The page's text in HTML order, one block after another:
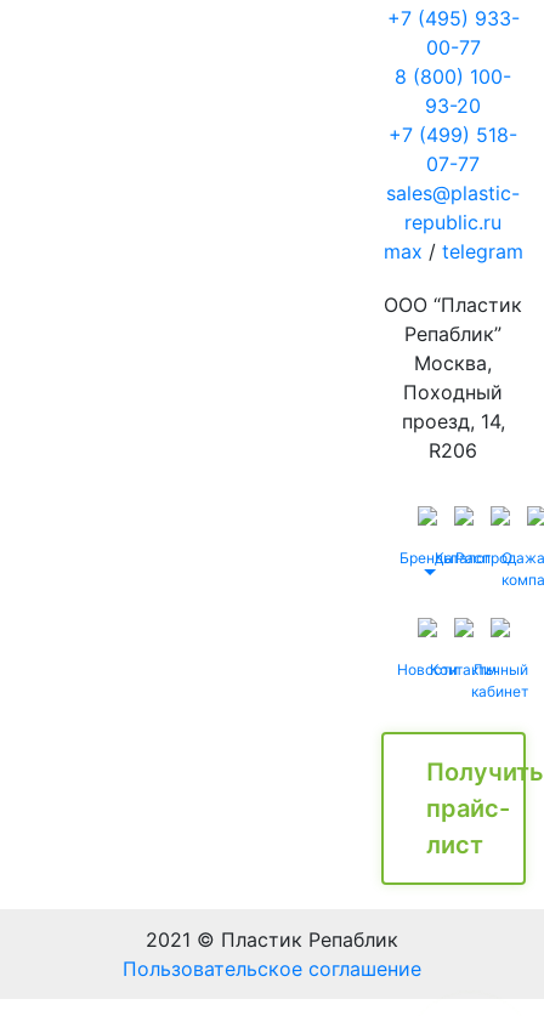
+7 (495) 933-
00-77
8 (800) 100-
93-20
+7 (499) 518-
07-77
sales@plastic-
republic.ru
max / telegram
ООО “Пластик
Репаблик”
Москва,
Походный
проезд, 14,
R206
БрендыКаталог
Распродажа
О
НовостиКонтактыЛичный
кабинет
Получить
прайс-
лист
2021 © Пластик Репаблик
Пользовательское соглашение